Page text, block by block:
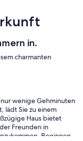
in.
charmanten
nur wenige Gehminuten
lädt Sie zu einem
Haus bietet
Freunden in
Beginnen